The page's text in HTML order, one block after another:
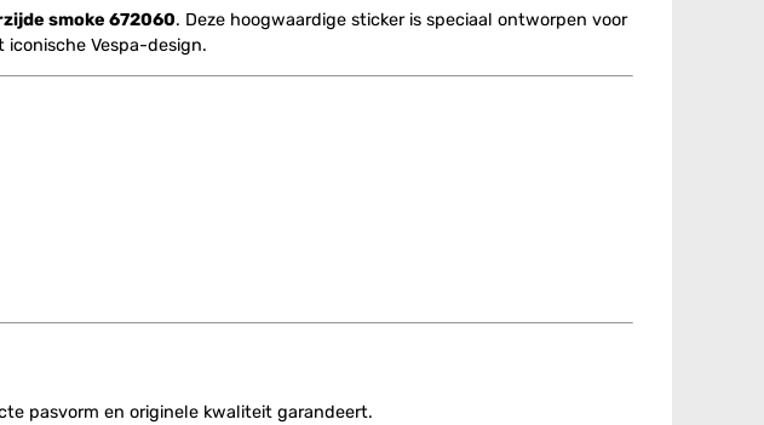
smoke 672060. Deze hoogwaardige sticker is speciaal ontworpen voor
Vespa-design.
pasvorm en originele kwaliteit garandeert.